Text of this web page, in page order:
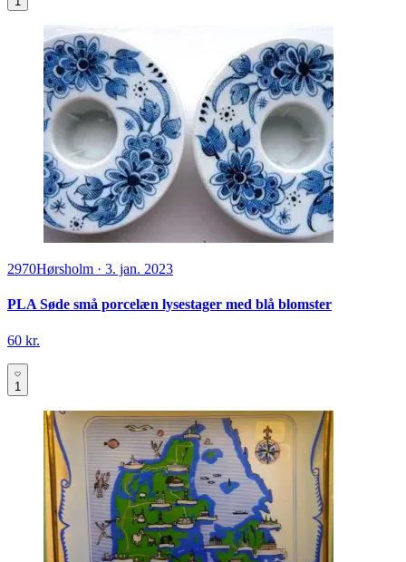
2970Hørsholm · 3. jan. 2023
PLA Søde små porcelæn lysestager med blå blomster
60 kr.
1